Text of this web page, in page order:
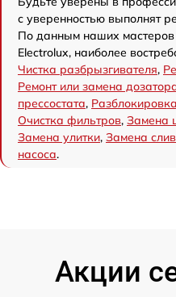
с уверенностью выполнят
По данным наших мастеров
Electrolux, наиболее
Чистка разбрызгивателя,
Ремонт или замена
прессостата,
Очистка фильтров, Замена
Замена улитки, Замена
насоса.
Акции